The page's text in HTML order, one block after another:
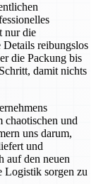
nur die
Details reibungslos
die Packung bis
damit nichts
chaotischen und
uns darum,
und
auf den neuen
Logistik sorgen zu